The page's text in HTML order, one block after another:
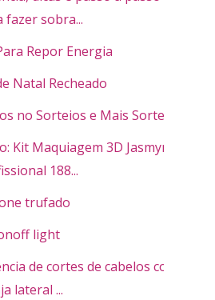
fazer sobra...
Repor Energia
Natal Recheado
no Sorteios e Mais Sorteios
Kit Maquiagem 3D Jasmyne
188...
trufado
light
de cortes de cabelos com
lateral ...